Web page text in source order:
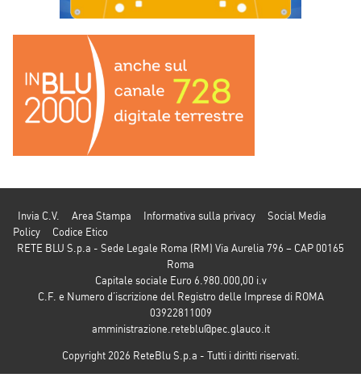
Invia C.V. Area Stampa Informativa sulla privacy
Social Media
Policy
Codice Etico
RETE BLU S.p.a - Sede Legale Roma (RM) Via Aurelia 796 – CAP 00165
Roma
Capitale sociale Euro 6.980.000,00 i.v
C.F. e Numero d’iscrizione del Registro delle Imprese di ROMA
03922811009
amministrazione.reteblu@pec.glauco.it
Copyright 2026 ReteBlu S.p.a - Tutti i diritti riservati.